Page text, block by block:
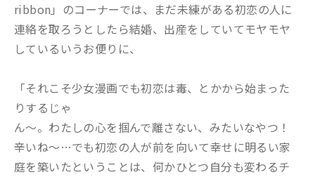
ribbon」のコーナーでは、まだ未練がある初恋の人に
連絡を取ろうとしたら結婚、出産をしていてモヤモヤ
しているいうお便りに、
「それこそ少女漫画でも初恋は毒、とかから始まった
りするじゃ
ん～。わたしの心を掴んで離さない、みたいなやつ！
辛いね～…でも初恋の人が前を向いて幸せに明るい家
庭を築いたということは、何かひとつ自分も変わるチ